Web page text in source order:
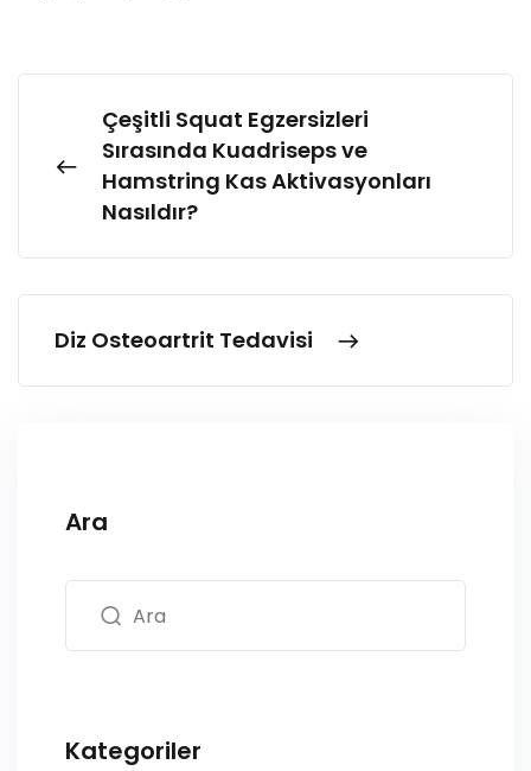
Çeşitli Squat Egzersizleri
Sırasında Kuadriseps ve
Hamstring Kas Aktivasyonları
Nasıldır?
Diz Osteoartrit Tedavisi
Ara
Kategoriler